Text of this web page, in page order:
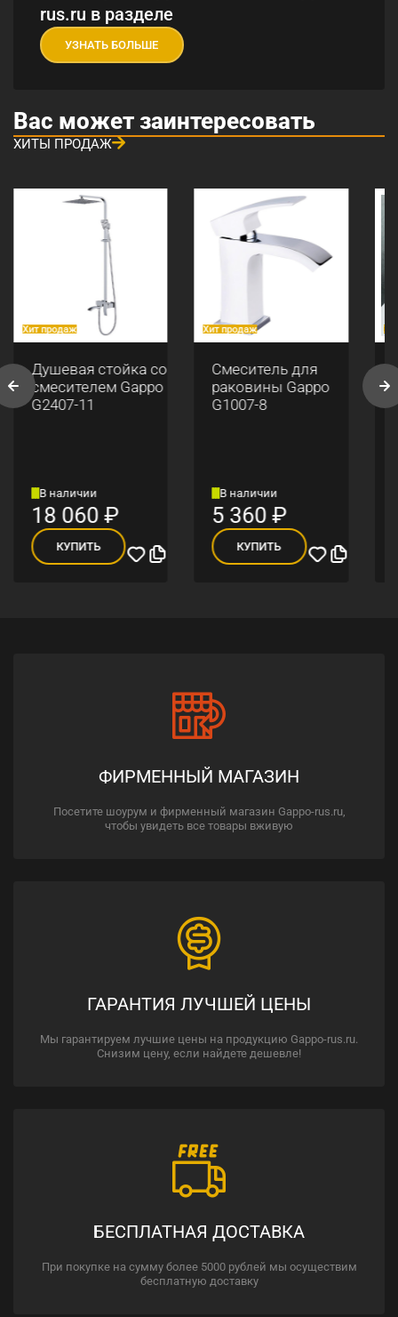
rus.ru в разделе
УЗНАТЬ БОЛЬШЕ
Вас может заинтересовать
ХИТЫ ПРОДАЖ
Хит продаж
Душевая стойка со
смесителем Gappo
G2407-11
В наличии
18 060₽
КУПИТЬ
Хит продаж
Смеситель для
раковины Gappo
G1007-8
В наличии
5 360₽
КУПИТЬ
ФИРМЕННЫЙ МАГАЗИН
Посетите шоурум и фирменный магазин Gappo-rus.ru,
чтобы увидеть все товары вживую
ГАРАНТИЯ ЛУЧШЕЙ ЦЕНЫ
Мы гарантируем лучшие цены на продукцию Gappo-rus.ru.
Снизим цену, если найдете дешевле!
БЕСПЛАТНАЯ ДОСТАВКА
При покупке на сумму более 5000 рублей мы осуществим
бесплатную доставку